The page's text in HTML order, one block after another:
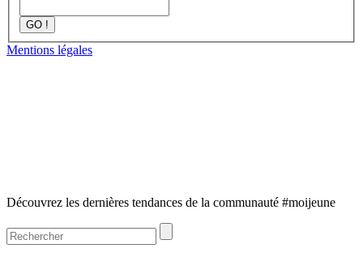
GO !
Mentions légales
Découvrez les dernières tendances de la communauté #moijeune